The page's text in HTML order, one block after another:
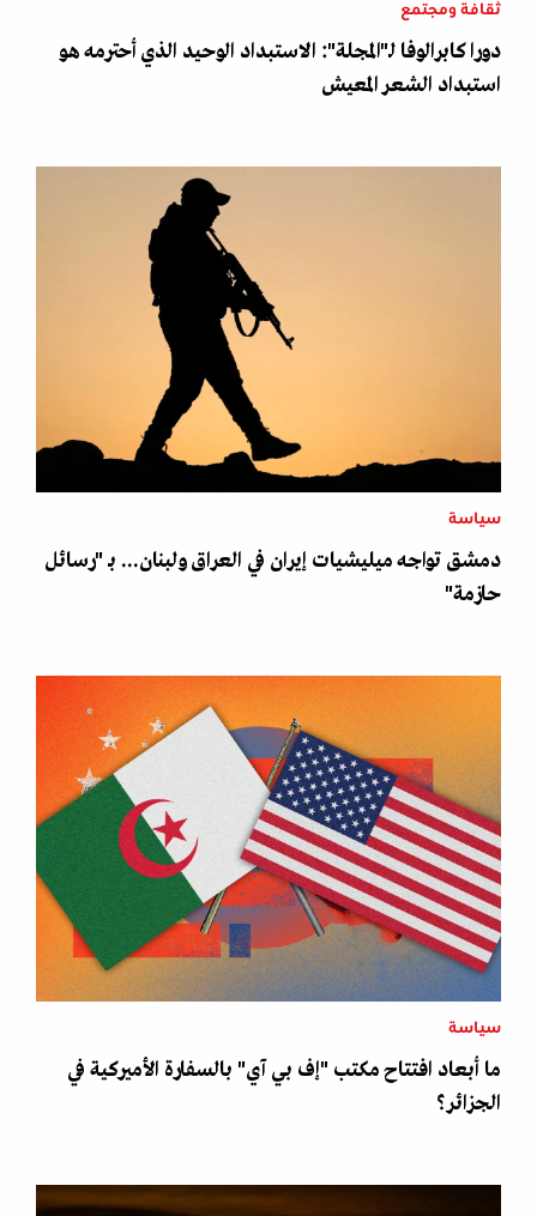
ثقافة ومجتمع
دورا كابرالوفا لـ"المجلة": الاستبداد الوحيد الذي أحترمه هو
استبداد الشعر المعيش
سياسة
دمشق تواجه ميليشيات إيران في العراق ولبنان... بـ "رسائل
حازمة"
سياسة
ما أبعاد افتتاح مكتب "إف بي آي" بالسفارة الأميركية في
الجزائر؟